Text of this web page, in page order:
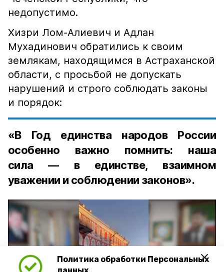
Политика обработки Персональных
недопустимо.
Хизри Лом-Алиевич и Адлан
Мухадинович обратились к своим
землякам, находящимся в Астраханской
области, с просьбой не допускать
нарушений и строго соблюдать законы
и порядок:
«В Год единства народов России
особенно важно помнить: наша
сила — в единстве, взаимном
уважении и соблюдении законов».